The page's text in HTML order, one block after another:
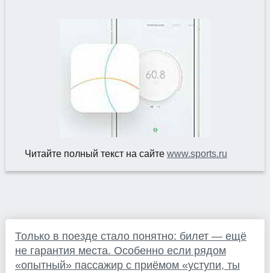
Читайте полный текст на сайте www.sports.ru
Только в поезде стало понятно: билет — ещё
не гарантия места. Особенно если рядом
«опытный» пассажир с приёмом «уступи, ты